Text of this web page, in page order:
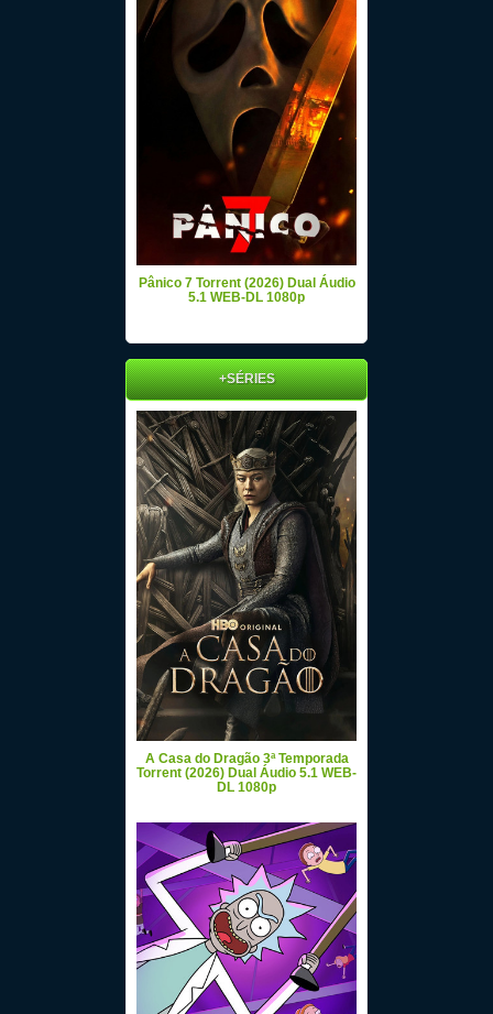
Pânico 7 Torrent (2026) Dual Áudio
5.1 WEB-DL 1080p
+SÉRIES
A Casa do Dragão 3ª Temporada
Torrent (2026) Dual Áudio 5.1 WEB-
DL 1080p